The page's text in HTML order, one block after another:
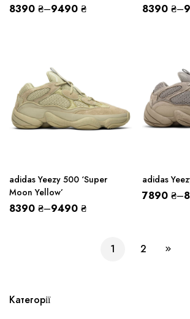
Категорії
8390 ₴–9490 ₴ 8390 ₴–
adidas Yeezy 500 ‘Super
Moon Yellow’
8390 ₴–9490 ₴
adidas
7890 ₴–
1 2